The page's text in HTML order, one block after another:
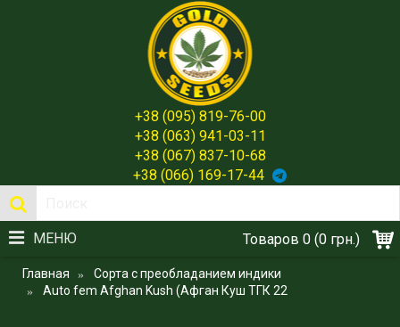
+38 (095) 819-76-00
+38 (063) 941-03-11
+38 (067) 837-10-68
+38 (066) 169-17-44
Товаров 0 (0 грн.)
МЕНЮ
Главная
Сорта с преобладанием индики
Auto fem Afghan Kush (Афган Куш ТГК 22